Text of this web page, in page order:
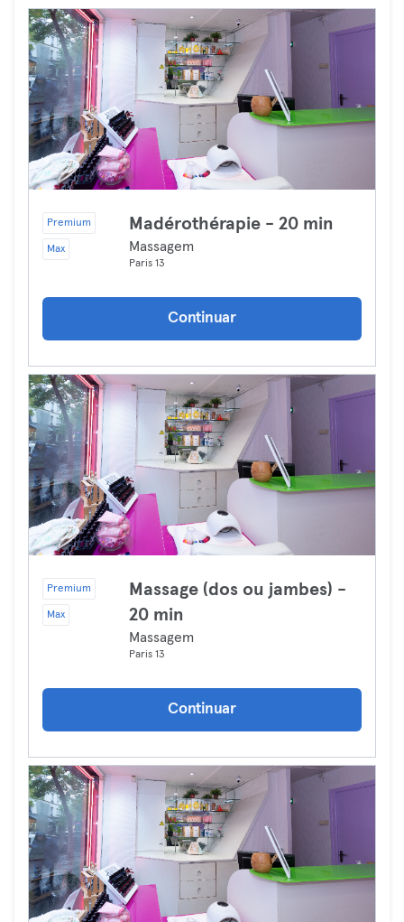
Premium
Max
Madérothérapie - 20 min
Massagem
Paris 13
Continuar
Premium
Max
Massage (dos ou jambes) -
20 min
Massagem
Paris 13
Continuar